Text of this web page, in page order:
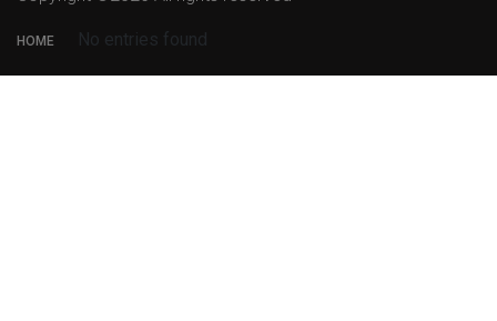
HOME No entries found